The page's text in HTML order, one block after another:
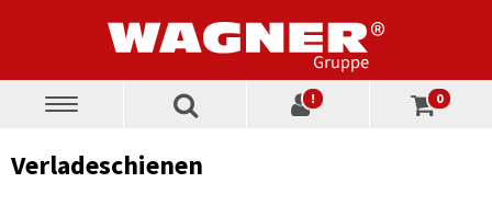
Toggle
! 0
Verladeschienen